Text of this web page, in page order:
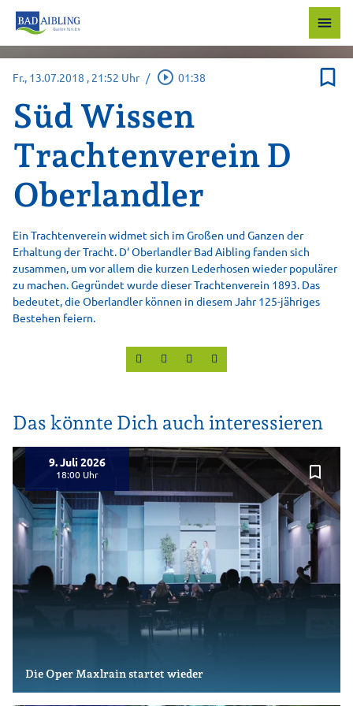
menu
Fr., 13.07.2018 , 21:52 Uhr / play_circle_outline 01:38 bookmark_border
Süd Wissen
Trachtenverein D
Oberlandler
Ein Trachtenverein widmet sich im Großen und Ganzen der
Erhaltung der Tracht. D‘ Oberlandler Bad Aibling fanden sich
zusammen, um vor allem die kurzen Lederhosen wieder populärer
zu machen. Gegründet wurde dieser Trachtenverein 1893. Das
bedeutet, die Oberlandler können in diesem Jahr 125-jähriges
Bestehen feiern.
Das könnte Dich auch interessieren
bookmark_border
9. Juli 2026
18:00
Die Oper Maxlrain startet wieder